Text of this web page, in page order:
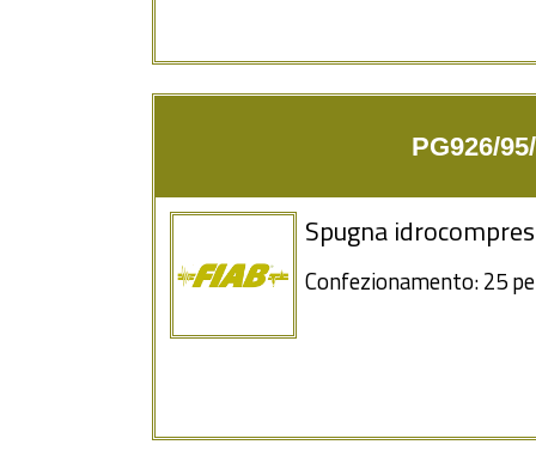
PG926/
Spugna
Confezionamento: 25